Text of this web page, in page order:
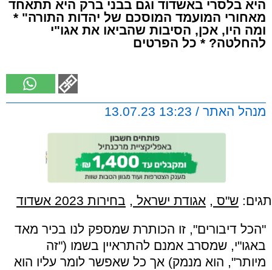
היא בלסרי באשדוד וגם בבני ברק היא תתאחד
מאחורי המועמד המוסכם של יהדות התורה" *
ומה היו, אכן, הסיבות שהביאו את אגו"י
להחלטה? * כל הפרטים
מנהל האתר / 13:23 13.07.23
תגים: ש"ס , אגודת ישראל , בחירות 2023 אשדוד
"הכל דיבורים", זו הכותרת שמספק לנו בכיר מאד
באגו"י, שמסרב אמנם להתראיין בשמו ("זה
מיותר", הוא מנמק) אך כל שאפשר לומר עליו הוא